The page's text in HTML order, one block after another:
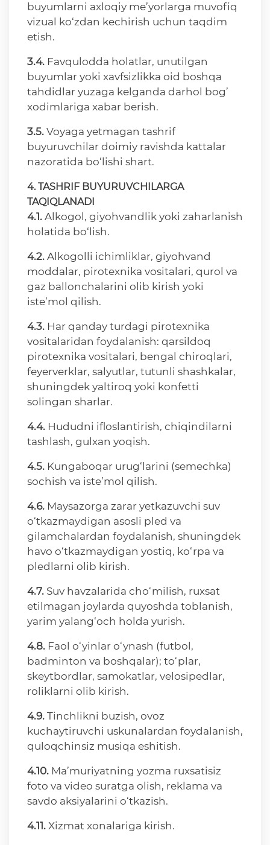
buyumlarni axloqiy me’yorlarga muvofiq
vizual ko‘zdan kechirish uchun taqdim
etish.
3.4. Favqulodda holatlar, unutilgan
buyumlar yoki xavfsizlikka oid boshqa
tahdidlar yuzaga kelganda darhol bog’
xodimlariga xabar berish.
3.5. Voyaga yetmagan tashrif
buyuruvchilar doimiy ravishda kattalar
nazoratida bo‘lishi shart.
4. TASHRIF BUYURUVCHILARGA
TAQIQLANADI
4.1. Alkogol, giyohvandlik yoki zaharlanish
holatida bo‘lish.
4.2. Alkogolli ichimliklar, giyohvand
moddalar, pirotexnika vositalari, qurol va
gaz ballonchalarini olib kirish yoki
iste’mol qilish.
4.3. Har qanday turdagi pirotexnika
vositalaridan foydalanish: qarsildoq
pirotexnika vositalari, bengal chiroqlari,
feyerverklar, salyutlar, tutunli shashkalar,
shuningdek yaltiroq yoki konfetti
solingan sharlar.
4.4. Hududni ifloslantirish, chiqindilarni
tashlash, gulxan yoqish.
4.5. Kungaboqar urug‘larini (semechka)
sochish va iste’mol qilish.
4.6. Maysazorga zarar yetkazuvchi suv
o‘tkazmaydigan asosli pled va
gilamchalardan foydalanish, shuningdek
havo o‘tkazmaydigan yostiq, ko‘rpa va
pledlarni olib kirish.
4.7. Suv havzalarida cho‘milish, ruxsat
etilmagan joylarda quyoshda toblanish,
yarim yalang‘och holda yurish.
4.8. Faol o‘yinlar o‘ynash (futbol,
badminton va boshqalar); to‘plar,
skeytbordlar, samokatlar, velosipedlar,
roliklarni olib kirish.
4.9. Tinchlikni buzish, ovoz
kuchaytiruvchi uskunalardan foydalanish,
quloqchinsiz musiqa eshitish.
4.10. Ma’muriyatning yozma ruxsatisiz
foto va video suratga olish, reklama va
savdo aksiyalarini o‘tkazish.
4.11. Xizmat xonalariga kirish.